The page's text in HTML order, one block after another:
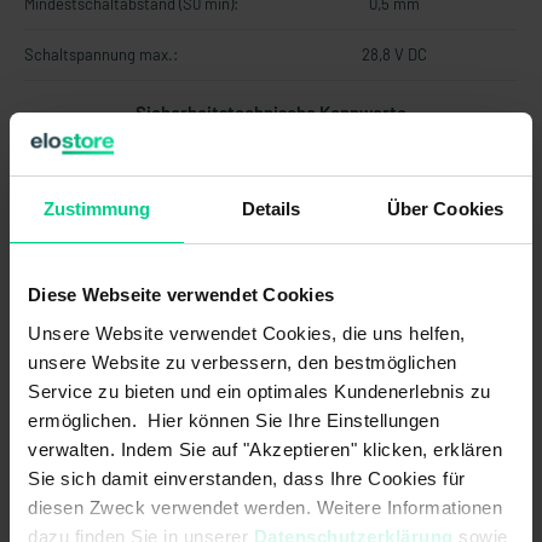
Zustimmung Details Über Cookies
Diese Webseite verwendet Cookies
Unsere Website verwendet Cookies, die uns helfen,
unsere Website zu verbessern, den bestmöglichen
Service zu bieten und ein optimales Kundenerlebnis zu
ermöglichen. Hier können Sie Ihre Einstellungen
verwalten. Indem Sie auf "Akzeptieren" klicken, erklären
Sie sich damit einverstanden, dass Ihre Cookies für
diesen Zweck verwendet werden. Weitere Informationen
dazu finden Sie in unserer Datenschutzerklärung sowie
Schaltspannung max.: 28,8 V DC
Sicherheitstechnische Kennwerte
Struktur nach EN ISO 13849-1: Zweikanalig
Codierung nach EN ISO 14119: gering
Mechanische Daten
Gehäusebauform: zylindrisch